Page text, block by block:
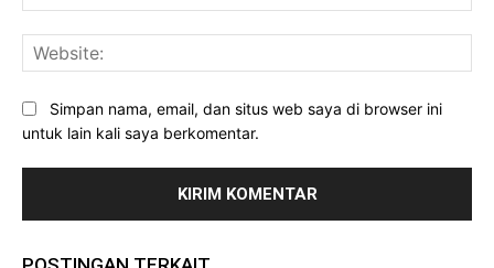
Simpan nama, email, dan situs web saya di browser ini
untuk lain kali saya berkomentar.